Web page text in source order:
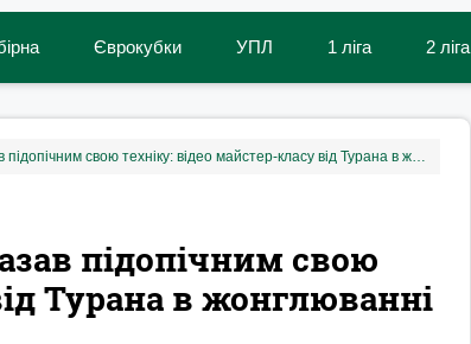
Єврокубки УПЛ 1 ліга 2 ліга
Головний тренер Шахтаря показав підопічним свою техніку: відео майстер-класу від Турана в жонглюванні сидячи
підопічним свою
Турана в жонглюванні